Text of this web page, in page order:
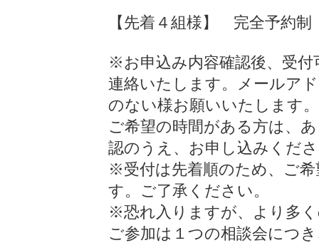
【先着４組様】 完全予約
※お申込み内容確認後、受
連絡いたします。メールア
のない様お願いいたします。
ご希望の時間がある方は、
認のうえ、お申し込みくだ
※受付は先着順のため、ご
す。ご了承ください。
※恐れ入りますが、より多
ご参加は１つの相談会につ